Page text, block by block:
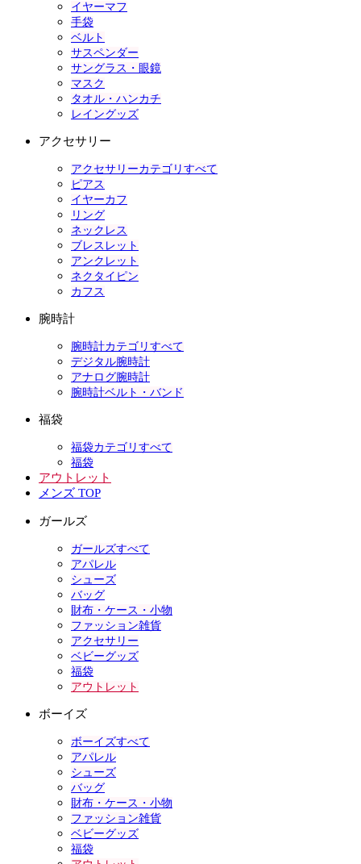
イヤーマフ
手袋
ベルト
サスペンダー
サングラス・眼鏡
マスク
タオル・ハンカチ
レイングッズ
アクセサリー
アクセサリーカテゴリすべて
ピアス
イヤーカフ
リング
ネックレス
ブレスレット
アンクレット
ネクタイピン
カフス
腕時計
腕時計カテゴリすべて
デジタル腕時計
アナログ腕時計
腕時計ベルト・バンド
福袋
福袋カテゴリすべて
福袋
アウトレット
メンズ TOP
ガールズ
ガールズすべて
アパレル
シューズ
バッグ
財布・ケース・小物
ファッション雑貨
アクセサリー
ベビーグッズ
福袋
アウトレット
ボーイズ
ボーイズすべて
アパレル
シューズ
バッグ
財布・ケース・小物
ファッション雑貨
ベビーグッズ
福袋